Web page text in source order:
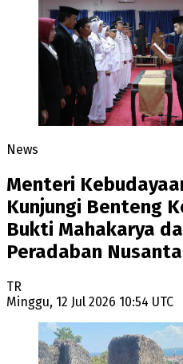
News
Menteri
Kunjungi Benteng
Bukti Mahakarya
Peradaban
TR
Minggu, 12 Jul 2026 10:54 UTC